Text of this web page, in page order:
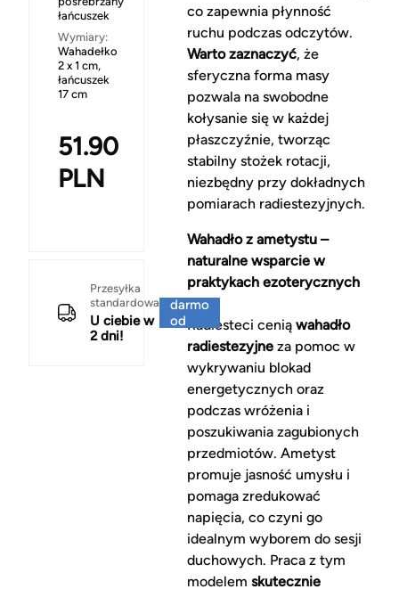
łańcuszek
Wymiary:
Wahadełko
2 x 1 cm,
łańcuszek
17 cm
51.90
PLN
Przesyłka
standardowa
U ciebie w
2 dni!
darmo
od
150 zł
co zapewnia płynność
ruchu podczas odczytów.
Warto zaznaczyć, że
sferyczna forma masy
pozwala na swobodne
kołysanie się w każdej
płaszczyźnie, tworząc
stabilny stożek rotacji,
niezbędny przy dokładnych
pomiarach radiestezyjnych.
Wahadło z ametystu –
naturalne wsparcie w
praktykach ezoterycznych
Radiesteci cenią wahadło
radiestezyjneza pomoc w
wykrywaniu blokad
energetycznych oraz
podczas wróżenia i
poszukiwania zagubionych
przedmiotów. Ametyst
promuje jasność umysłu i
pomaga zredukować
napięcia, co czyni go
idealnym wyborem do sesji
duchowych. Praca z tym
modelem skutecznie